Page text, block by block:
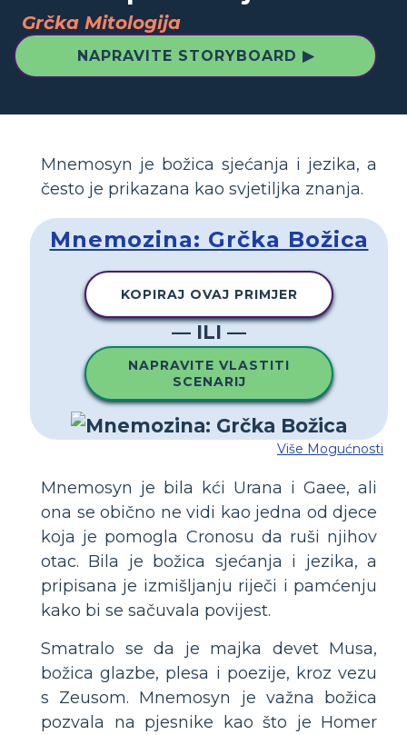
Grčka Mitologija
NAPRAVITE STORYBOARD ▶
Mnemosyn je božica sjećanja i jezika, a
često je prikazana kao svjetiljka znanja.
Mnemozina: Grčka Božica
KOPIRAJ OVAJ PRIMJER
— ILI —
NAPRAVITE VLASTITI
SCENARIJ
Više Mogućnosti
Mnemosyn je bila kći Urana i Gaee, ali
ona se obično ne vidi kao jedna od djece
koja je pomogla Cronosu da ruši njihov
otac. Bila je božica sjećanja i jezika, a
pripisana je izmišljanju riječi i pamćenju
kako bi se sačuvala povijest.
Smatralo se da je majka devet Musa,
božica glazbe, plesa i poezije, kroz vezu
s Zeusom. Mnemosyn je važna božica
pozvala na pjesnike kao što je Homer